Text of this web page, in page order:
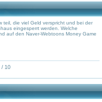
teil, die viel Geld verspricht und bei der
eingesperrt werden. Welche
auf den Naver-Webtoons Money Game
/ 10